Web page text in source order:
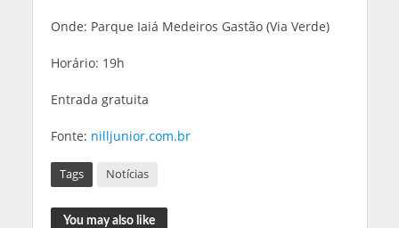
Onde: Parque Iaiá Medeiros Gastão (Via Verde)
Horário: 19h
Entrada gratuita
Fonte: nilljunior.com.br
Tags Notícias
You may also like